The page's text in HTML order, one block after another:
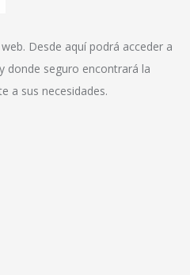
Desde aquí podrá acceder a
donde seguro encontrará la
a sus necesidades.